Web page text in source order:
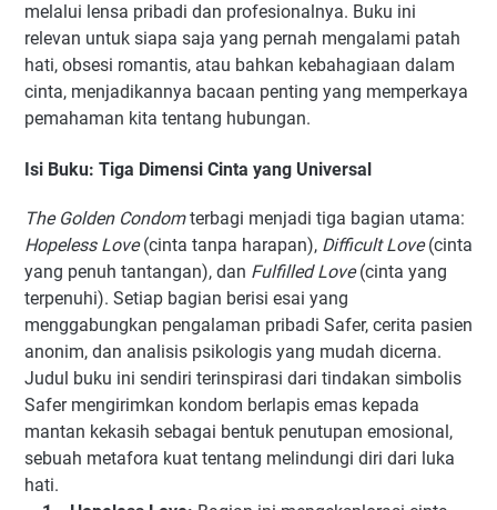
melalui lensa pribadi dan profesionalnya. Buku ini
relevan untuk siapa saja yang pernah mengalami patah
hati, obsesi romantis, atau bahkan kebahagiaan dalam
cinta, menjadikannya bacaan penting yang memperkaya
pemahaman kita tentang hubungan.
Isi Buku: Tiga Dimensi Cinta yang Universal
The Golden Condomterbagi menjadi tiga bagian utama:
Hopeless Love(cinta tanpa harapan), Difficult Love(cinta
yang penuh tantangan), dan Fulfilled Love(cinta yang
terpenuhi). Setiap bagian berisi esai yang
menggabungkan pengalaman pribadi Safer, cerita pasien
anonim, dan analisis psikologis yang mudah dicerna.
Judul buku ini sendiri terinspirasi dari tindakan simbolis
Safer mengirimkan kondom berlapis emas kepada
mantan kekasih sebagai bentuk penutupan emosional,
sebuah metafora kuat tentang melindungi diri dari luka
hati.